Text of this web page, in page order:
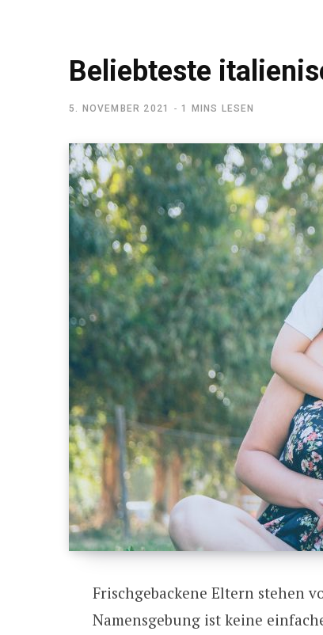
Beliebteste
5. NOVEMBER 2021 1 MINS LESEN
Frischgebackene Eltern stehen
Namensgebung ist keine